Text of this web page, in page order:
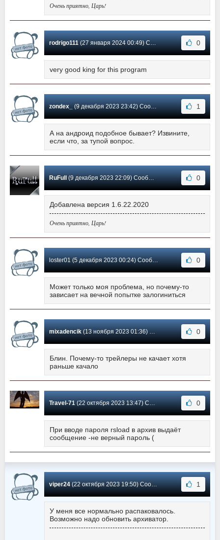
Очень приятно, Царь!
rodrigo111(27 января 2024 00:49) Сообщение #7 0
very good king for this program
zondex_(9 декабря 2023 23:42) Сообщение #6 1
А на андроид подобное бывает? Извините,
если что, за тупой вопрос.
RuFull(9 декабря 2023 22:09) Сообщение #5 0
Добавлена версия 1.6.22.2020
Очень приятно, Царь!
loster01 (5 декабря 2023 00:24) Сообщение #4 0
Может только моя проблема, но почему-то
зависает на вечной попытке залогиниться
mixadencik(13 ноября 2023 01:36) Сообщение #3 0
Блин. Почему-то трейлеры не качает хотя
раньше качало
Travel-71(22 октября 2023 13:47) Сообщение #2 0
При вводе пароля rsload в архив выдаёт
сообщение -не верный пароль (
viper24(22 октября 2023 19:50) Сообщение #1 1
У меня все нормально распаковалось.
Возможно надо обновить архиватор.